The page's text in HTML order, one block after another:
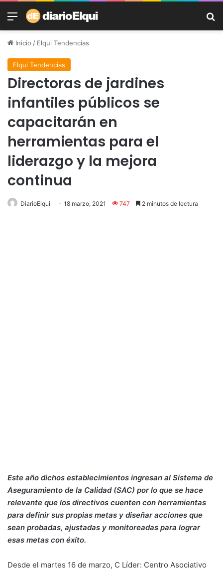
Menú
Inicio / Elqui Tendencias
Elqui Tendencias
Directoras de jardines
infantiles públicos se
capacitarán en
herramientas para el
liderazgo y la mejora
continua
DiarioElqui 18 marzo, 2021 747 2 minutos de lectura
Este año dichos establecimientos ingresan al Sistema de
Aseguramiento de la Calidad (SAC) por lo que se hace
relevante que los directivos cuenten con herramientas
para definir sus propias metas y diseñar acciones que
sean probadas, ajustadas y monitoreadas para lograr
esas metas con éxito.
Desde el martes 16 de marzo, C Líder: Centro Asociativo